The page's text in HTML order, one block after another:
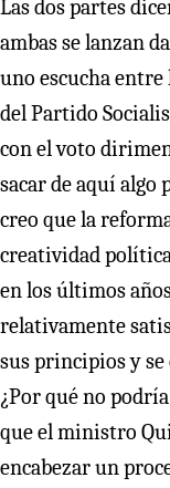
Las dos partes
ambas se lanzan
uno escucha
del Partido
con el voto
sacar de aquí algo
creo que la
creatividad
en los últimos
relativamente
sus principios y
¿Por qué no
que el ministro
encabezar un